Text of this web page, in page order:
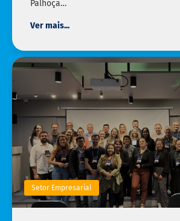
Palhoça…
Ver mais...
Setor Empresarial